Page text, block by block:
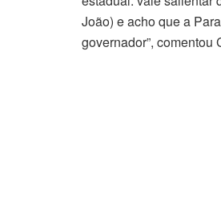
João) e acho que a
governador”, comentou